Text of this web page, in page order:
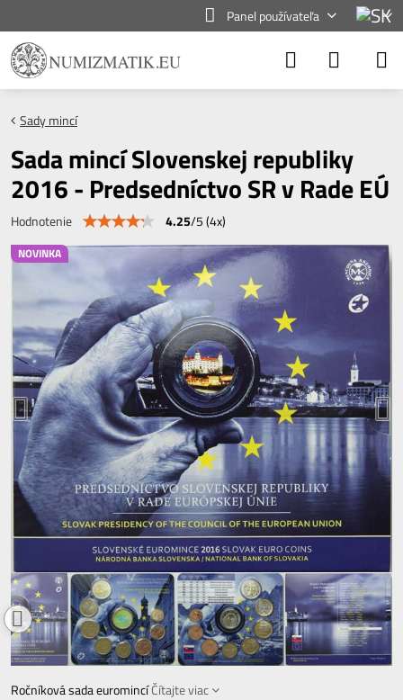
Panel používateľa
NOVINKA
Sady mincí
Sada mincí Slovenskej republiky
2016 - Predsedníctvo SR v Rade EÚ
Hodnotenie 4.25/5(4x)
Ročníková sada euromincíČítajte viac